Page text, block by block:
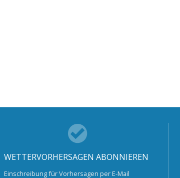
WETTERVORHERSAGEN ABONNIEREN
Einschreibung für Vorhersagen per E-Mail